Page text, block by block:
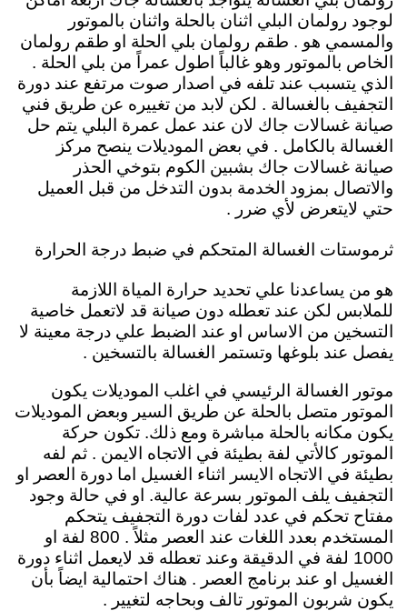
لوجود رولمان البلي اثنان بالحلة واثنان بالموتور
والمسمي هو . طقم رولمان بلي الحلة او طقم رولمان
الخاص بالموتور وهو غالباً اطول عمراً من بلي الحلة .
الذي يتسبب عند تلفه في اصدار صوت مرتفع عند دورة
التجفيف بالغسالة . لكن لابد من تغييره عن طريق فني
صيانة غسالات جاك لان عند عمل عمرة البلي يتم حل
الغسالة بالكامل . في بعض الموديلات ينصح مركز
صيانة غسالات جاك بشبين الكوم بتوخي الحذر
والاتصال بمزود الخدمة بدون التدخل من قبل العميل
حتي لايتعرض لأي ضرر .
ثرموستات الغسالة المتحكم في ضبط درجة الحرارة
هو من يساعدنا علي تحديد حرارة المياة اللازمة
للملابس لكن عند تعطله دون صيانة قد لاتعمل خاصية
التسخين من الاساس او عند الضبط علي درجة معينة لا
يفصل عند بلوغها وتستمر الغسالة بالتسخين .
موتور الغسالة الرئيسي في اغلب الموديلات يكون
الموتور متصل بالحلة عن طريق السير وبعض الموديلات
يكون مكانه بالحلة مباشرة ومع ذلك. تكون حركة
الموتور كالأتي لفة بطيئة في الاتجاه الايمن . ثم لفه
بطيئة في الاتجاه الايسر اثناء الغسيل اما دورة العصر او
التجفيف يلف الموتور بسرعة عالية. او في حالة وجود
مفتاح تحكم في عدد لفات دورة التجفيف يتحكم
المستخدم بعدد اللغات عند العصر مثلاً . 800 لفة او
1000 لفة في الدقيقة وعند تعطله قد لايعمل اثناء دورة
الغسيل او عند برنامج العصر . هناك احتمالية ايضاً بأن
يكون شربون الموتور تالف وبحاجه لتغيير .